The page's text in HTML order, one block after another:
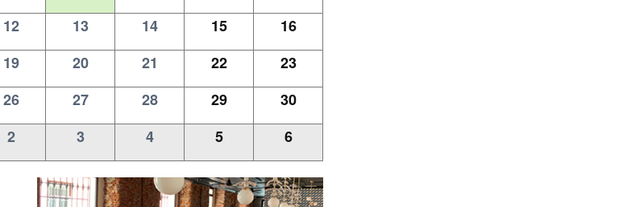
12 13 14 15
16
19 20 21 22
23
26 27 28 29
30
2 3 4 5 6